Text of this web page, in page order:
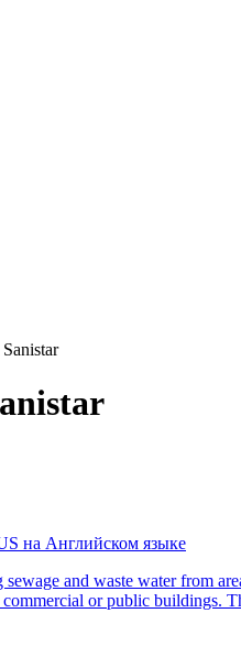
на Английском языке
and waste water from
or public buildings.